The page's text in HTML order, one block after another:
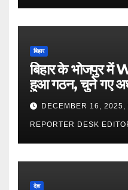
बिहार
बिहार के भोजपुर में
हुआ गठन, चुने गए
DECEMBER 16, 2025,
REPORTER DESK
देश